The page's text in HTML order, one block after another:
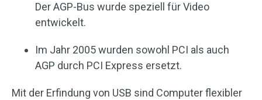
Der AGP-Bus wurde speziell für Video
entwickelt.
Im Jahr 2005 wurden sowohl PCI als auch
AGP durch PCI Express ersetzt.
Mit der Erfindung von USB sind Computer flexibler